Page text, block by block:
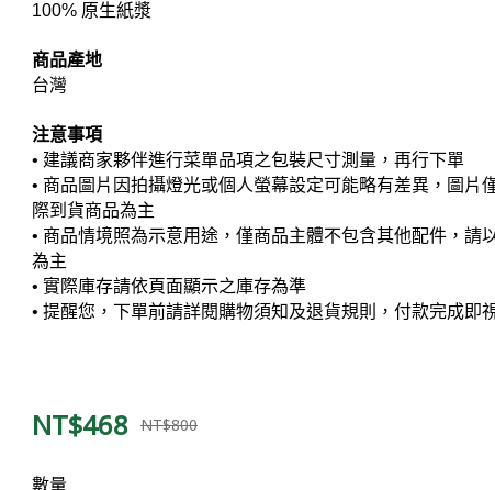
100% 原生紙漿
商品產地
台灣
注意事項
• 建議商家夥伴進行菜單品項之包裝尺寸測量，再行下單
• 商品圖片因拍攝燈光或個人螢幕設定可能略有差異，圖片
際到貨商品為主
• 商品情境照為示意用途，僅商品主體不包含其他配件，請
為主
• 實際庫存請依頁面顯示之庫存為準
• 提醒您，下單前請詳閱購物須知及退貨規則，付款完成即
NT$468 NT$800
數量